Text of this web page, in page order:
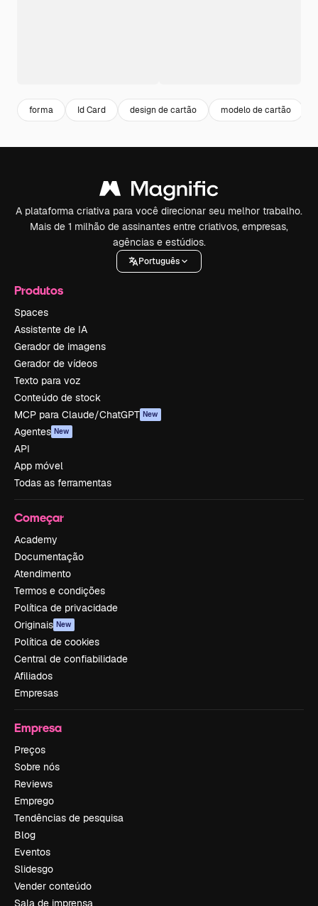
forma Id Card design de cartão modelo de cartão
A plataforma criativa para você direcionar seu melhor trabalho.
Mais de 1 milhão de assinantes entre criativos, empresas,
agências e estúdios.
Português
Produtos
Spaces
Assistente de IA
Gerador de imagens
Gerador de vídeos
Texto para voz
Conteúdo de stock
MCP para Claude/ChatGPT New
Agentes New
API
App móvel
Todas as ferramentas
Começar
Academy
Documentação
Atendimento
Termos e condições
Política de privacidade
Originais New
Política de cookies
Central de confiabilidade
Afiliados
Empresas
Empresa
Preços
Sobre nós
Reviews
Emprego
Tendências de pesquisa
Blog
Eventos
Slidesgo
Vender conteúdo
Sala de imprensa